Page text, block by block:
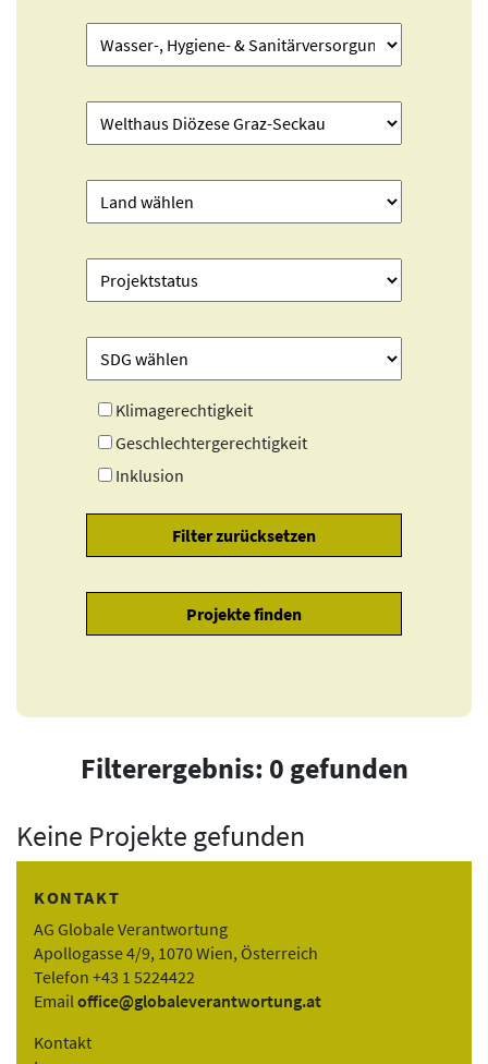
Klimagerechtigkeit
Geschlechtergerechtigkeit
Inklusion
Filterergebnis: 0 gefunden
Keine Projekte gefunden
KONTAKT
AG Globale Verantwortung
Apollogasse 4/9, 1070 Wien, Österreich
Telefon +43 1 5224422
Email office@globaleverantwortung.at
Kontakt